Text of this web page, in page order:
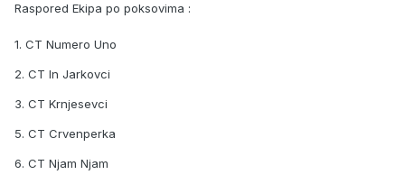
Raspored Ekipa po poksovima :
1. CT Numero Uno
2. CT In Jarkovci
3. CT Krnjesevci
5. CT Crvenperka
6. CT Njam Njam